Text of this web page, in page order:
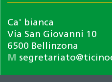
Ca' bianca
Via San Giovanni 10
6500 Bellinzona
M